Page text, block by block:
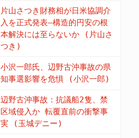
片山さつき財務相が日米協調介
入を正式発表―構造的円安の根
本解決には至らないか (片山さ
つき)
小沢一郎氏、辺野古沖事故の県
知事選影響を危惧 (小沢一郎)
辺野古沖事故：抗議船2隻、禁
区域侵入か 転覆直前の衝撃事
実 (玉城デニー)